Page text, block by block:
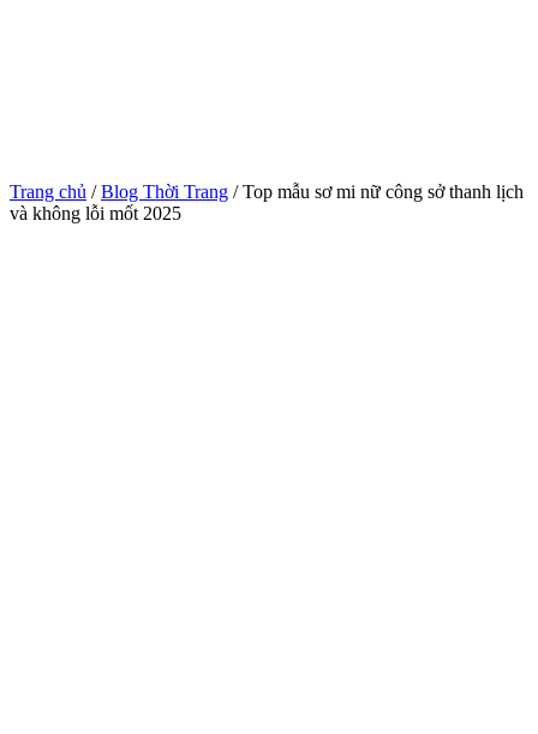
Trang chủ /Blog Thời Trang / Top mẫu sơ mi nữ công sở thanh lịch
và không lỗi mốt 2025